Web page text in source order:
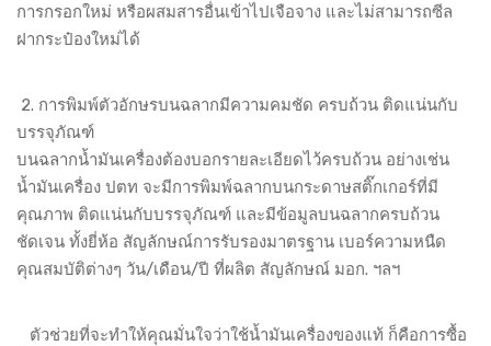
การกรอกใหม่ หรือผสมสารอื่นเข้าไปเจือจาง และไม่สามารถซีล
ฝากระป๋องใหม่ได้
2. การพิมพ์ตัวอักษรบนฉลากมีความคมชัด ครบถ้วน ติดแน่นกับ
บรรจุภัณฑ์
บนฉลากน้ำมันเครื่องต้องบอกรายละเอียดไว้ครบถ้วน อย่างเช่น
น้ำมันเครื่อง ปตท จะมีการพิมพ์ฉลากบนกระดาษสติ๊กเกอร์ที่มี
คุณภาพ ติดแน่นกับบรรจุภัณฑ์ และมีข้อมูลบนฉลากครบถ้วน
ชัดเจน ทั้งยี่ห้อ สัญลักษณ์การรับรองมาตรฐาน เบอร์ความหนืด
คุณสมบัติต่างๆ วัน/เดือน/ปี ที่ผลิต สัญลักษณ์ มอก. ฯลฯ
ตัวช่วยที่จะทำให้คุณมั่นใจว่าใช้น้ำมันเครื่องของแท้ ก็คือการซื้อ